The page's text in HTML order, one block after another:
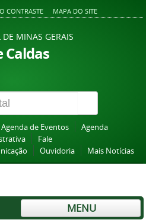
CONTRASTE MAPA DO SITE
MINAS GERAIS
Caldas
Agenda de Eventos
Agenda
Fale
Ouvidoria Mais Notícias
MENU